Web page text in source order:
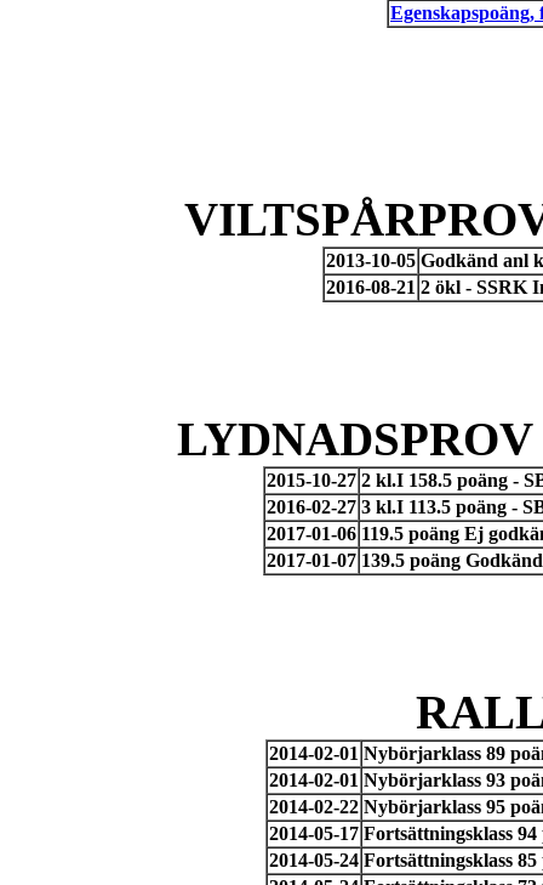
2013-10-05 Godkänd anl
2016-08-21 2 ökl - SSRK
2015-10-27 2 kl.I 158.5 poäng -
2016-02-27 3 kl.I 113.5 poäng -
2017-01-06 119.5 poäng Ej
2017-01-07 139.5 poäng
2014-02-01 Nybörjarklass 89
2014-02-01 Nybörjarklass 93
2014-02-22 Nybörjarklass 95
2014-05-17 Fortsättningsklass
2014-05-24 Fortsättningsklass